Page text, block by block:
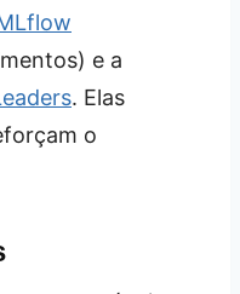
e a
. Elas
o